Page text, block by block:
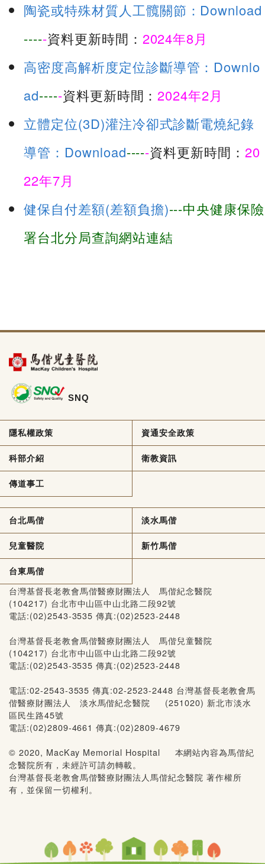
陶瓷或特殊材質人工髖關節：Download
-----資料更新時間： 2024年8月
高密度高解析度定位診斷導管：Downlo
ad-----資料更新時間： 2024年2月
立體定位(3D)灌注冷卻式診斷電燒紀錄
導管：Download-----資料更新時間： 20
22年7月
健保自付差額(差額負擔)---中央健康保險
署台北分局查詢網站連結
SNQ
隱私權政策 資通安全政策
科部介紹 衛教資訊
傳道事工
台北馬偕 淡水馬偕
兒童醫院 新竹馬偕
台東馬偕
台灣基督長老教會馬偕醫療財團法人 馬偕紀念醫院
(104217) 台北市中山區中山北路二段92號
電話:(02)2543-3535 傳真:(02)2523-2448
台灣基督長老教會馬偕醫療財團法人 馬偕兒童醫院
(104217) 台北市中山區中山北路二段92號
電話:(02)2543-3535 傳真:(02)2523-2448
電話:02-2543-3535 傳真:02-2523-2448 台灣基督長老教會馬
偕醫療財團法人 淡水馬偕紀念醫院 (251020) 新北市淡水
區民生路45號
電話:(02)2809-4661 傳真:(02)2809-4679
© 2020, MacKay Memorial Hospital 本網站內容為馬偕紀
念醫院所有，未經許可請勿轉載。
台灣基督長老教會馬偕醫療財團法人馬偕紀念醫院 著作權所
有，並保留一切權利。